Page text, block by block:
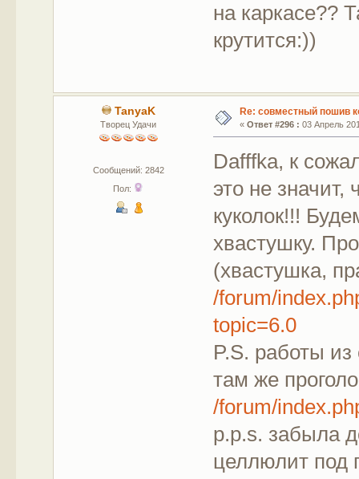
на каркасе??
крутится:))
TanyaK
Творец Удачи
Сообщений: 2842
Пол:
Re: совместный пошив
« Ответ #296 : 03 Апрель
Dafffka, к
это не значит,
куколок!!!
хвастушку.
(хвастушка,
/forum/
topic=6.0
P.S. работы
там же
/forum/
p.p.s. забыла
целлюлит под